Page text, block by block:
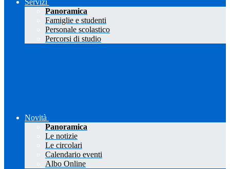
Servizi
Panoramica
Famiglie e studenti
Personale scolastico
Percorsi di studio
Novità
Panoramica
Le notizie
Le circolari
Calendario eventi
Albo Online